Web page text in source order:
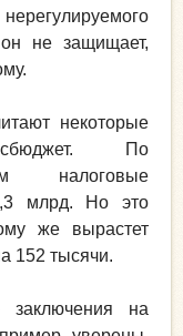
не защищает,
некоторые
По
налоговые
млрд. Но это
же вырастет
152 тысячи.
заключения на